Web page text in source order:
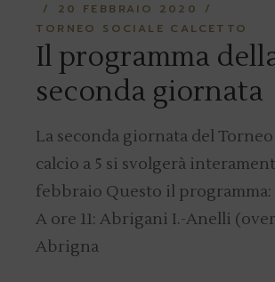
20 FEBBRAIO 2020
TORNEO SOCIALE CALCETTO
Il programma
seconda giornata
La seconda giornata del
calcio a 5 si svolgerà
febbraio Questo il programma:
A ore 11: Abrigani I.-Anelli
Abrigna